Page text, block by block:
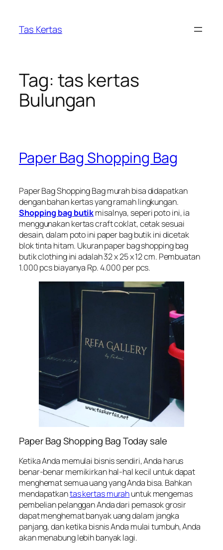
content
Tas Kertas
Tag: tas kertas
Bulungan
Paper Bag Shopping Bag
Paper Bag Shopping Bag murah bisa didapatkan
dengan bahan kertas yang ramah lingkungan.
Shopping bag butikmisalnya, seperi poto ini, ia
menggunakan kertas craft coklat, cetak sesuai
desain, dalam poto ini paper bag butik ini dicetak
blok tinta hitam. Ukuran paper bag shopping bag
butik clothing ini adalah 32 x 25 x 12 cm. Pembuatan
1.000 pcs biayanya Rp. 4.000 per pcs.
Paper Bag Shopping Bag Today sale
Ketika Anda memulai bisnis sendiri, Anda harus
benar-benar memikirkan hal-hal kecil untuk dapat
menghemat semua uang yang Anda bisa. Bahkan
mendapatkantas kertas murahuntuk mengemas
pembelian pelanggan Anda dari pemasok grosir
dapat menghemat banyak uang dalam jangka
panjang, dan ketika bisnis Anda mulai tumbuh, Anda
akan menabung lebih banyak lagi.